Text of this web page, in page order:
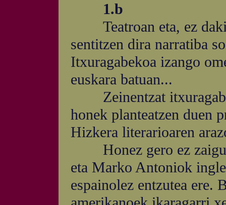
1.b
Teatroan eta, ez
sentitzen dira narratiba
Itxuragabekoa izango
euskara batuan...
Zeinentzat
honek planteatzen duen
Hizkera literarioaren
Honez gero ez zaigu
eta Marko Antoniok
espainolez entzutea ere.